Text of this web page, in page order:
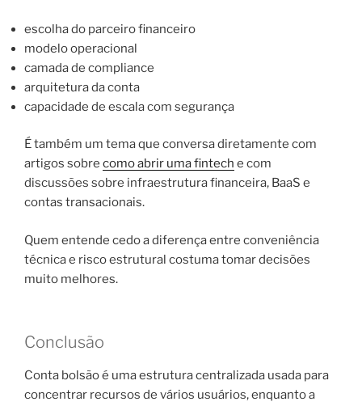
escolha do parceiro financeiro
modelo operacional
camada de compliance
arquitetura da conta
capacidade de escala com segurança
É também um tema que conversa diretamente com
artigos sobre como abrir uma fintech e com
discussões sobre infraestrutura financeira, BaaS e
contas transacionais.
Quem entende cedo a diferença entre conveniência
técnica e risco estrutural costuma tomar decisões
muito melhores.
Conclusão
Conta bolsão é uma estrutura centralizada usada para
concentrar recursos de vários usuários, enquanto a